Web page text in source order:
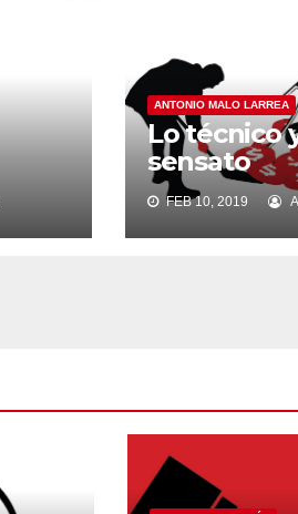
ANTONIO MALO LARREA
Lo técnico
sensato
FEB 10, 2019